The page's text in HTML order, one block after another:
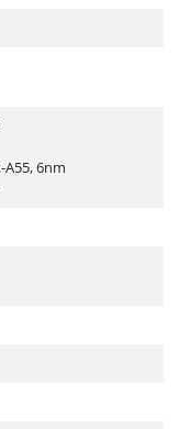
A55, 6nm